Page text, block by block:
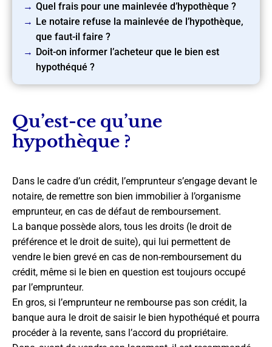
Quel frais pour une mainlevée d’hypothèque ?
Le notaire refuse la mainlevée de l’hypothèque,
que faut-il faire ?
Doit-on informer l’acheteur que le bien est
hypothéqué ?
Qu’est-ce qu’une
hypothèque ?
Dans le cadre d’un crédit, l’emprunteur s’engage devant le
notaire, de remettre son bien immobilier à l’organisme
emprunteur, en cas de défaut de remboursement.
La banque possède alors, tous les droits (le droit de
préférence et le droit de suite), qui lui permettent de
vendre le bien grevé en cas de non-remboursement du
crédit, même si le bien en question est toujours occupé
par l’emprunteur.
En gros, si l’emprunteur ne rembourse pas son crédit, la
banque aura le droit de saisir le bien hypothéqué et pourra
procéder à la revente, sans l’accord du propriétaire.